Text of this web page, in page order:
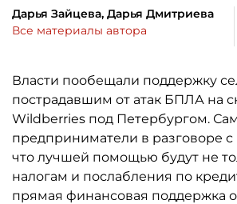
Дарья Зайцева, Дарья Дмитриева
Все материалы автора
Власти пообещали поддержку
пострадавшим от атак БПЛА на
Wildberries под Петербургом.
предприниматели в разговоре
что лучшей помощью будут не
налогам и послабления по
прямая финансовая поддержка